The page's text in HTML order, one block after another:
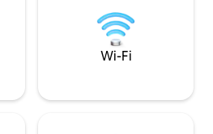
pre hostí (5,00/
v cene.
Wi-Fi